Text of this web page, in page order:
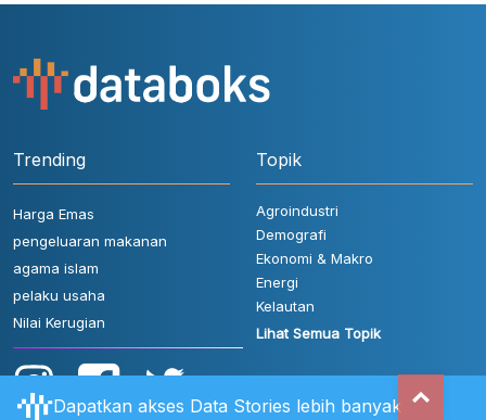
Trending
Harga Emas
pengeluaran makanan
agama islam
pelaku usaha
Nilai Kerugian
Topik
Agroindustri
Demografi
Ekonomi & Makro
Energi
Kelautan
Lihat Semua Topik
Dapatkan akses Data Stories lebih banyak